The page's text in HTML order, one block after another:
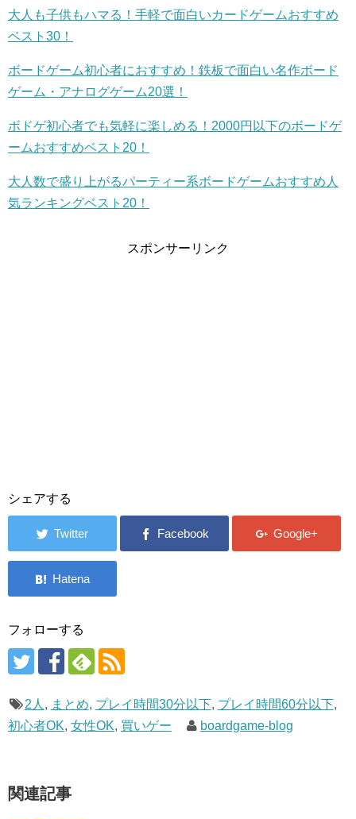
大人も子供もハマる！手軽で面白いカードゲームおすすめ
ベスト30！
ボードゲーム初心者におすすめ！鉄板で面白い名作ボード
ゲーム・アナログゲーム20選！
ボドゲ初心者でも気軽に楽しめる！2000円以下のボードゲ
ームおすすめベスト20！
大人数で盛り上がるパーティー系ボードゲームおすすめ人
気ランキングベスト20！
スポンサーリンク
シェアする
フォローする
2人 , まとめ, プレイ時間30分以下, プレイ時間60分以下,
初心者OK, 女性OK, 買いゲー boardgame-blog
関連記事